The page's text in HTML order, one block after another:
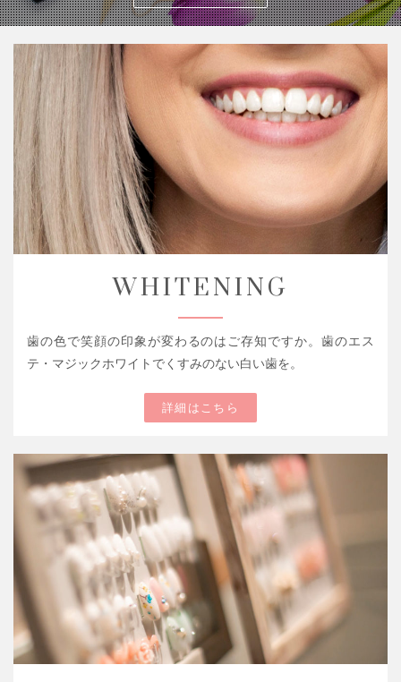
WHITENING
歯の色で笑顔の印象が変わるのはご存知ですか。歯のエス
テ・マジックホワイトでくすみのない白い歯を。
詳細はこちら